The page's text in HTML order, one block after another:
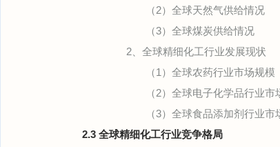
（2）全球天然气供给情况
（3）全球煤炭供给情况
2、全球精细化工行业发展现状
（1）全球农药行业市场规模
（2）全球电子化学品行业市
（3）全球食品添加剂行业市
2.3 全球精细化工行业竞争格局